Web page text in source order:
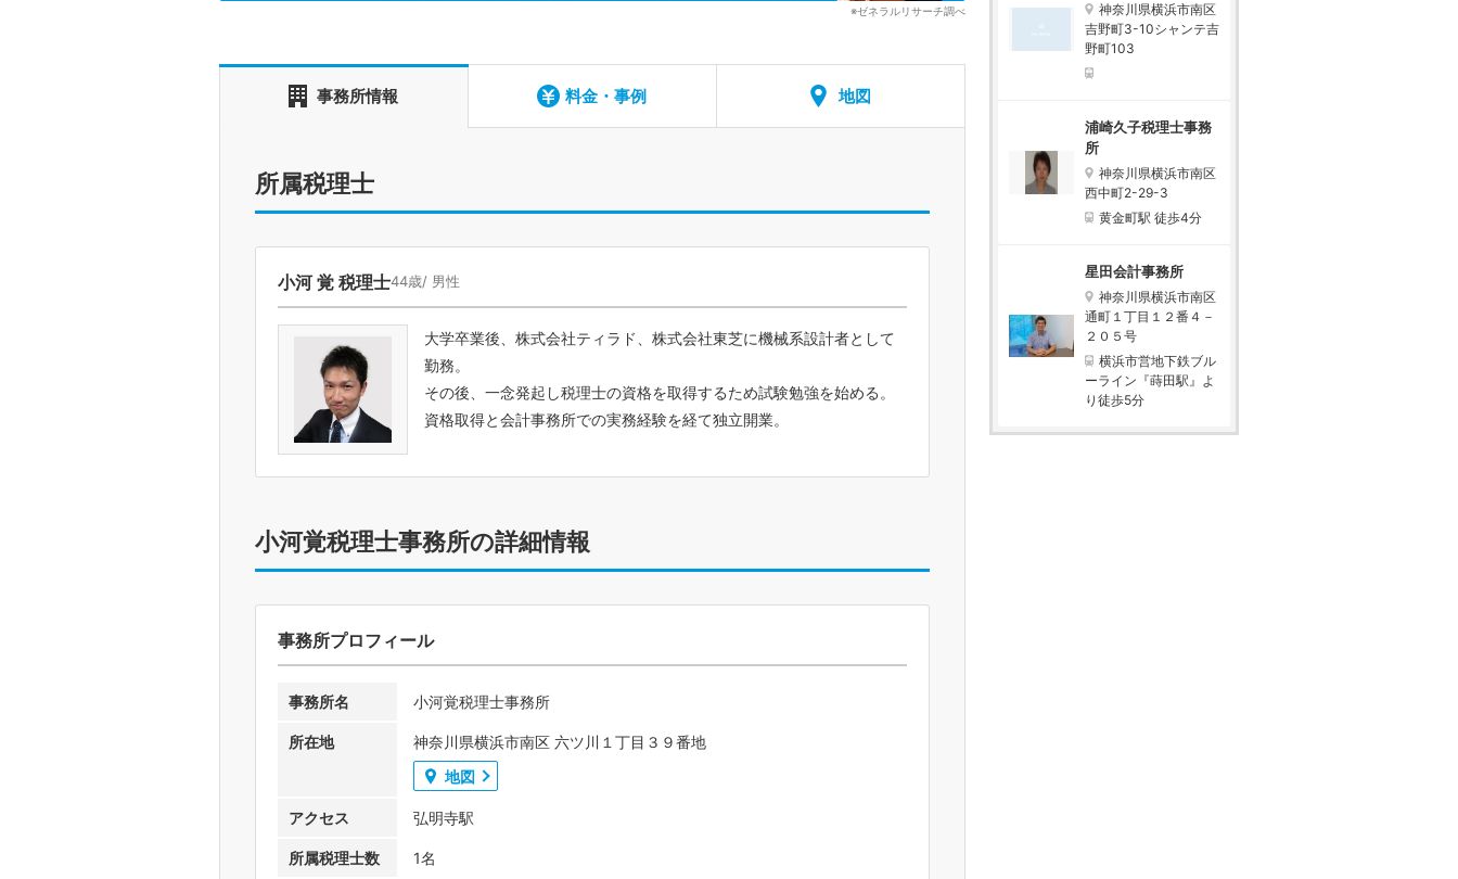
神奈川県横浜市南区
吉野町3-10シャンテ吉
野町103
浦崎久子税理士事務
所
神奈川県横浜市南区
西中町2-29-3
黄金町駅 徒歩4分
星田会計事務所
神奈川県横浜市南区
通町１丁目１２番４－
２０５号
横浜市営地下鉄ブル
ーライン『蒔田駅』よ
り徒歩5分
※ゼネラルリサーチ調べ
事務所情報 料金・事例 地図
所属税理士
小河 覚 税理士44歳/ 男性
大学卒業後、株式会社ティラド、株式会社東芝に機械系設計者として
勤務。
その後、一念発起し税理士の資格を取得するため試験勉強を始める。
資格取得と会計事務所での実務経験を経て独立開業。
小河覚税理士事務所の詳細情報
事務所プロフィール
事務所名 小河覚税理士事務所
所在地
神奈川県横浜市南区 六ツ川１丁目３９番地
地図
アクセス 弘明寺駅
所属税理士数 1名